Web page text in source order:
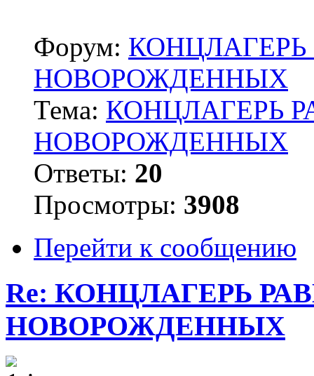
Форум:
НОВОРОЖДЕННЫХ
Тема: КОНЦЛАГЕРЬ
НОВОРОЖДЕННЫХ
Ответы: 20
Просмотры: 3908
Перейти к сообщению
Re: КОНЦЛАГЕРЬ
НОВОРОЖДЕННЫХ